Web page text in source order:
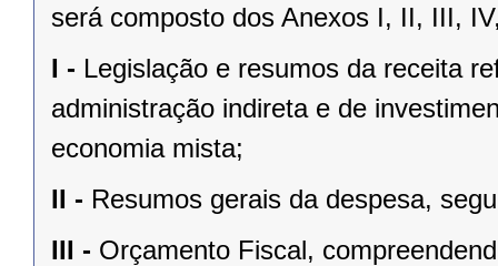
será composto dos Anexos I, II, III,
I - Legislação e resumos da receita
administração indireta e de
economia mista;
II - Resumos gerais da despesa,
III - Orçamento Fiscal,